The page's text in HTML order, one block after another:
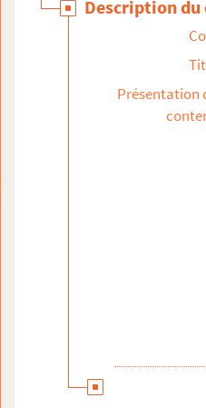
Courceaux
Description du
Présentation